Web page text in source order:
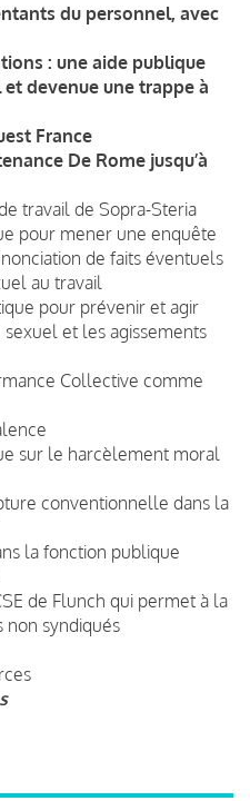
du personnel, avec
: une aide publique
devenue une trappe à
France
De Rome jusqu’à
travail de Sopra-Steria
pour mener une enquête
de faits éventuels
au travail
pour prévenir et agir
et les agissements
Collective comme
sur le harcèlement moral
conventionnelle dans la
la fonction publique
de Flunch qui permet à la
non syndiqués